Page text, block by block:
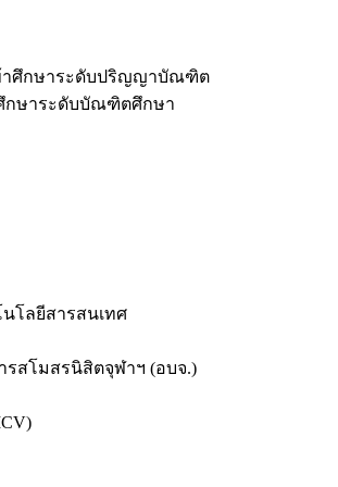
าศึกษาระดับปริญญาบัณฑิต
กษาระดับบัณฑิตศึกษา
โลยีสารสนเทศ
รสโมสรนิสิตจุฬาฯ (อบจ.)